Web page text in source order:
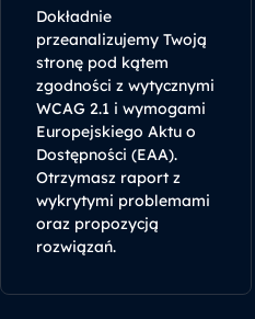
Dokładnie
przeanalizujemy Twoją
stronę pod kątem
zgodności z wytycznymi
WCAG 2.1 i wymogami
Europejskiego Aktu o
Dostępności (EAA).
Otrzymasz raport z
wykrytymi problemami
oraz propozycją
rozwiązań.